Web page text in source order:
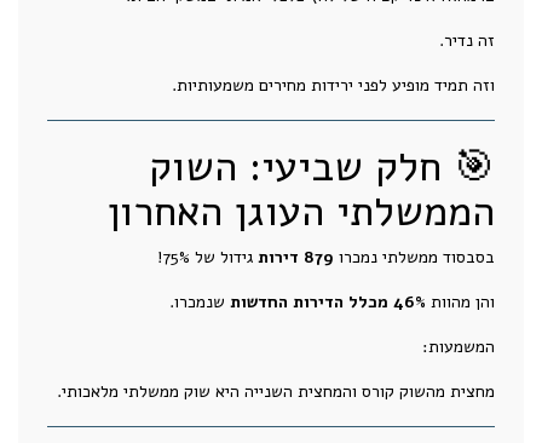
זה נדיר.
וזה תמיד מופיע לפני ירידות מחירים משמעותיות.
🎯 חלק שביעי: השוק
הממשלתי העוגן האחרון
בסבסוד ממשלתי נמכרו 879 דירות
גידול של 75%!
והן מהוות 46% מכלל הדירות החדשות
שנמכרו.
המשמעות:
מחצית מהשוק קורס והמחצית השנייה היא שוק ממשלתי מלאכותי.